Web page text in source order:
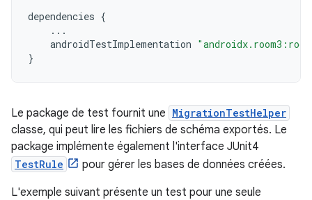
dependencies {
...
androidTestImplementation
}
Le package de test fournit une MigrationTestHelper
classe, qui peut lire les fichiers de schéma exportés. Le
package implémente également l'interface JUnit4
TestRule
pour gérer les bases de données créées.
L'exemple suivant présente un test pour une seule